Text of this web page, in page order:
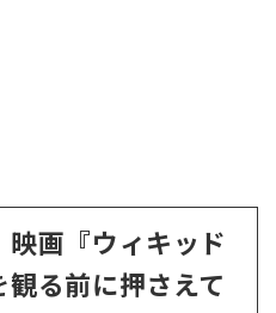
映画『ウィキッド
る前に押さえて